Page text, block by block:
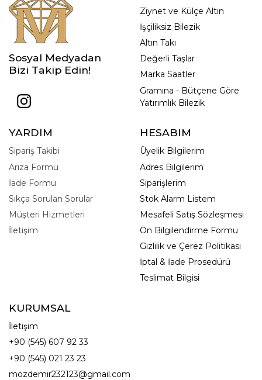
Sosyal Medyadan
Bizi Takip Edin!
Ziynet ve Külçe Altın
İşçiliksiz Bilezik
Altın Takı
Değerli Taşlar
Marka Saatler
Gramına - Bütçene Göre
Yatırımlık Bilezik
YARDIM
Sipariş Takibi
Arıza Formu
İade Formu
Sıkça Sorulan Sorular
Müşteri Hizmetleri
İletişim
HESABIM
Üyelik Bilgilerim
Adres Bilgilerim
Siparişlerim
Stok Alarm Listem
Mesafeli Satış Sözleşmesi
Ön Bilgilendirme Formu
Gizlilik ve Çerez Politikası
İptal & İade Prosedürü
Teslimat Bilgisi
KURUMSAL
İletişim
+90 (545) 607 92 33
+90 (545) 021 23 23
mozdemir232123@gmail.com